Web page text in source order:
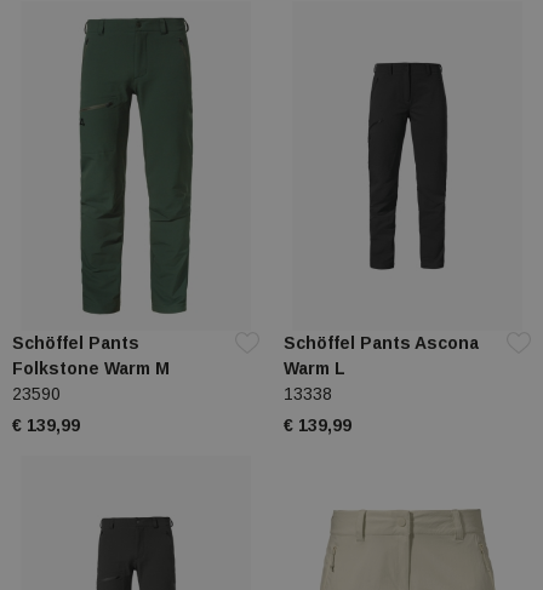
Schöffel Pants
Folkstone Warm M
23590
€ 139,99
Schöffel Pants Ascona
Warm L
13338
€ 139,99